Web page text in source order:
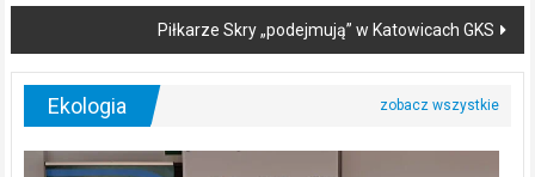
Piłkarze Skry „podejmują” w Katowicach GKS
Ekologia